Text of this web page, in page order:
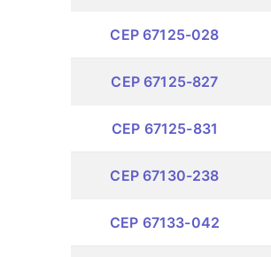
CEP 67125-028
CEP 67125-827
CEP 67125-831
CEP 67130-238
CEP 67133-042